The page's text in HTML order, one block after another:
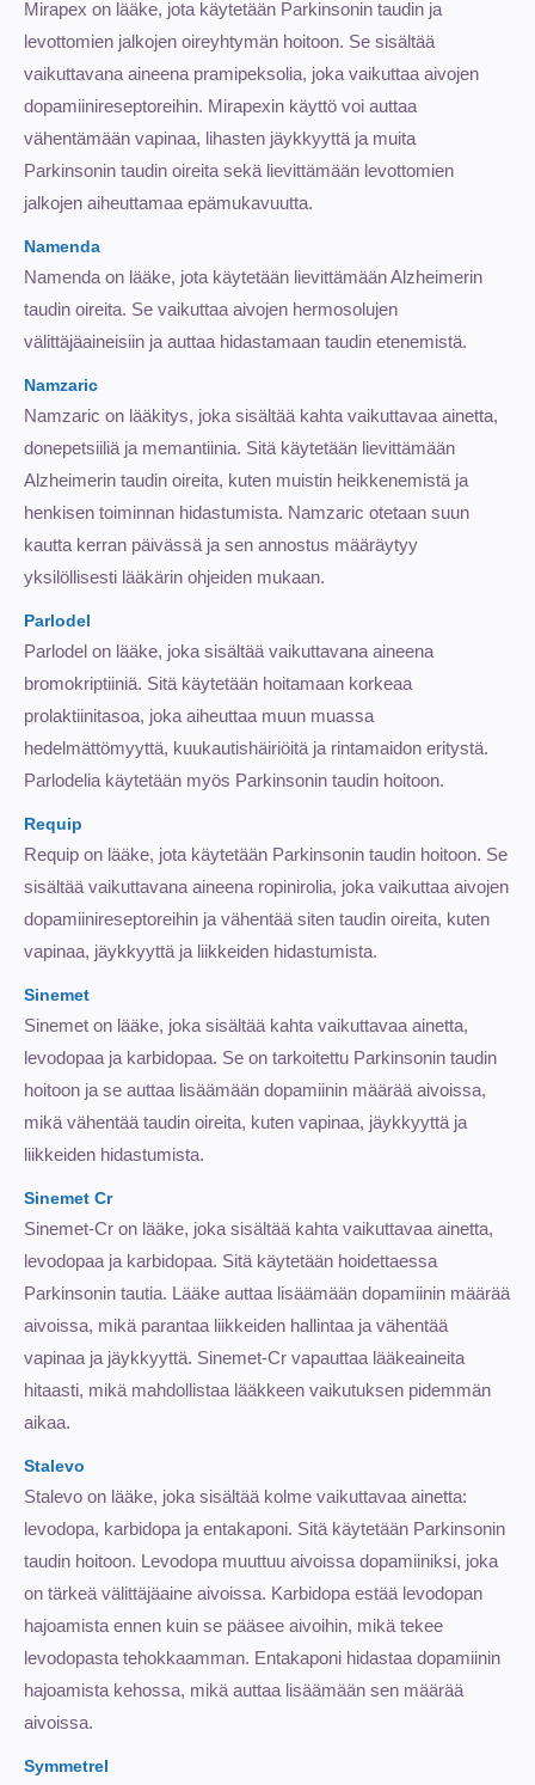
Mirapex on lääke, jota käytetään Parkinsonin taudin ja
levottomien jalkojen oireyhtymän hoitoon. Se sisältää
vaikuttavana aineena pramipeksolia, joka vaikuttaa aivojen
dopamiinireseptoreihin. Mirapexin käyttö voi auttaa
vähentämään vapinaa, lihasten jäykkyyttä ja muita
Parkinsonin taudin oireita sekä lievittämään levottomien
jalkojen aiheuttamaa epämukavuutta.
Namenda
Namenda on lääke, jota käytetään lievittämään Alzheimerin
taudin oireita. Se vaikuttaa aivojen hermosolujen
välittäjäaineisiin ja auttaa hidastamaan taudin etenemistä.
Namzaric
Namzaric on lääkitys, joka sisältää kahta vaikuttavaa ainetta,
donepetsiiliä ja memantiinia. Sitä käytetään lievittämään
Alzheimerin taudin oireita, kuten muistin heikkenemistä ja
henkisen toiminnan hidastumista. Namzaric otetaan suun
kautta kerran päivässä ja sen annostus määräytyy
yksilöllisesti lääkärin ohjeiden mukaan.
Parlodel
Parlodel on lääke, joka sisältää vaikuttavana aineena
bromokriptiiniä. Sitä käytetään hoitamaan korkeaa
prolaktiinitasoa, joka aiheuttaa muun muassa
hedelmättömyyttä, kuukautishäiriöitä ja rintamaidon eritystä.
Parlodelia käytetään myös Parkinsonin taudin hoitoon.
Requip
Requip on lääke, jota käytetään Parkinsonin taudin hoitoon. Se
sisältää vaikuttavana aineena ropinirolia, joka vaikuttaa aivojen
dopamiinireseptoreihin ja vähentää siten taudin oireita, kuten
vapinaa, jäykkyyttä ja liikkeiden hidastumista.
Sinemet
Sinemet on lääke, joka sisältää kahta vaikuttavaa ainetta,
levodopaa ja karbidopaa. Se on tarkoitettu Parkinsonin taudin
hoitoon ja se auttaa lisäämään dopamiinin määrää aivoissa,
mikä vähentää taudin oireita, kuten vapinaa, jäykkyyttä ja
liikkeiden hidastumista.
Sinemet Cr
Sinemet-Cr on lääke, joka sisältää kahta vaikuttavaa ainetta,
levodopaa ja karbidopaa. Sitä käytetään hoidettaessa
Parkinsonin tautia. Lääke auttaa lisäämään dopamiinin määrää
aivoissa, mikä parantaa liikkeiden hallintaa ja vähentää
vapinaa ja jäykkyyttä. Sinemet-Cr vapauttaa lääkeaineita
hitaasti, mikä mahdollistaa lääkkeen vaikutuksen pidemmän
aikaa.
Stalevo
Stalevo on lääke, joka sisältää kolme vaikuttavaa ainetta:
levodopa, karbidopa ja entakaponi. Sitä käytetään Parkinsonin
taudin hoitoon. Levodopa muuttuu aivoissa dopamiiniksi, joka
on tärkeä välittäjäaine aivoissa. Karbidopa estää levodopan
hajoamista ennen kuin se pääsee aivoihin, mikä tekee
levodopasta tehokkaamman. Entakaponi hidastaa dopamiinin
hajoamista kehossa, mikä auttaa lisäämään sen määrää
aivoissa.
Symmetrel